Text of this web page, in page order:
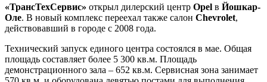
«ТрансТехСервис» открыл дилерский центр Opel в Йошкар-
Оле. В новый комплекс переехал также салон Chevrolet,
действовавший в городе с 2008 года.
Технический запуск единого центра состоялся в мае. Общая
площадь составляет более 5 300 кв.м. Площадь
демонстрационного зала – 652 кв.м. Сервисная зона занимает